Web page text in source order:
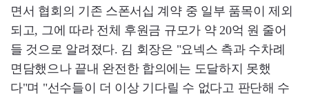
면서 협회의 기존 스폰서십 계약 중 일부 품목이 제외
되고, 그에 따라 전체 후원금 규모가 약 20억 원 줄어
들 것으로 알려졌다. 김 회장은 "요넥스 측과 수차례
면담했으나 끝내 완전한 합의에는 도달하지 못했
다"며 "선수들이 더 이상 기다릴 수 없다고 판단해 수